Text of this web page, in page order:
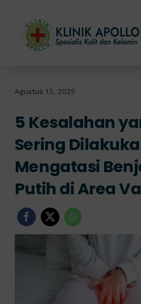
content
Layanan Kami
Info Klinik
Agustus 13, 2025
5 Kesalahan
Sering
Mengatasi
Putih di Area